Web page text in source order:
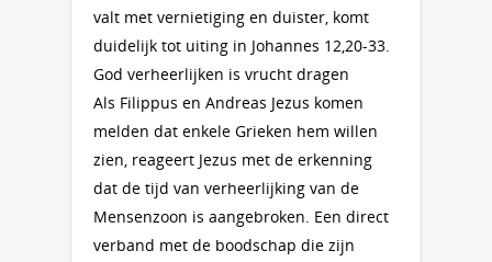
valt met vernietiging en duister, komt
duidelijk tot uiting in Johannes 12,20-33.
God verheerlijken is vrucht dragen
Als Filippus en Andreas Jezus komen
melden dat enkele Grieken hem willen
zien, reageert Jezus met de erkenning
dat de tijd van verheerlijking van de
Mensenzoon is aangebroken. Een direct
verband met de boodschap die zijn